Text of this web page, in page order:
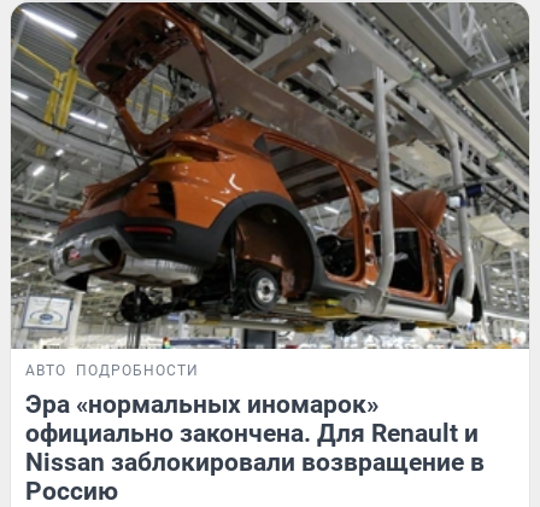
АВТО ПОДРОБНОСТИ
Эра «нормальных иномарок»
официально закончена. Для Renault и
Nissan заблокировали возвращение в
Россию